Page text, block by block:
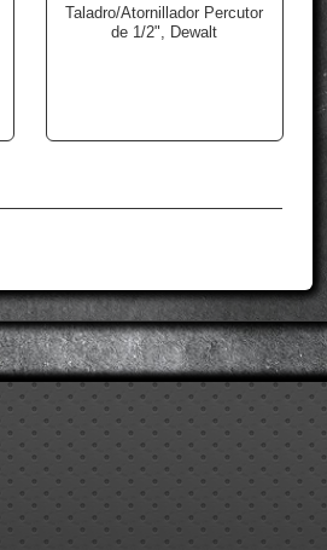
Taladro/Atornillador Percutor
de 1/2", Dewalt